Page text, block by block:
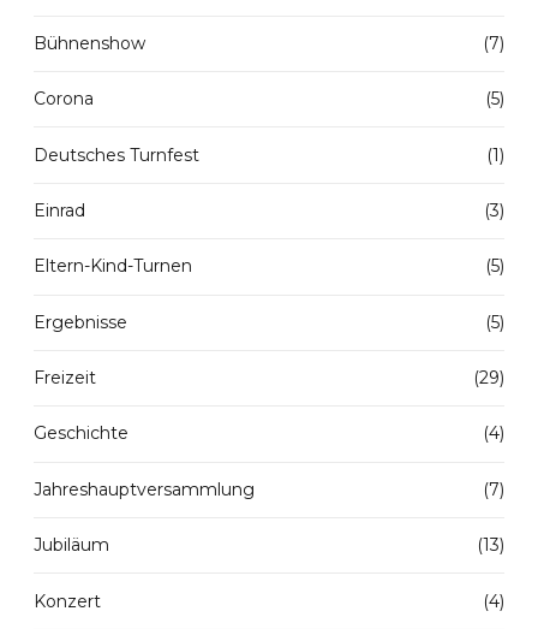
Bühnenshow (7)
Corona (5)
Deutsches Turnfest (1)
Einrad (3)
Eltern-Kind-Turnen (5)
Ergebnisse (5)
Freizeit (29)
Geschichte (4)
Jahreshauptversammlung (7)
Jubiläum (13)
Konzert (4)